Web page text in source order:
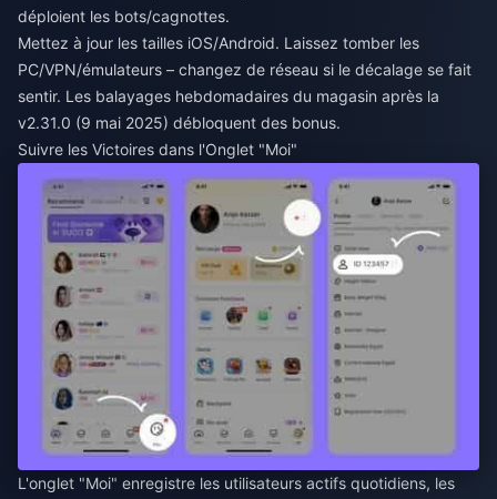
déploient les bots/cagnottes.
Mettez à jour les tailles iOS/Android. Laissez tomber les
PC/VPN/émulateurs – changez de réseau si le décalage se fait
sentir. Les balayages hebdomadaires du magasin après la
v2.31.0 (9 mai 2025) débloquent des bonus.
Suivre les Victoires dans l'Onglet "Moi"
L'onglet "Moi" enregistre les utilisateurs actifs quotidiens, les